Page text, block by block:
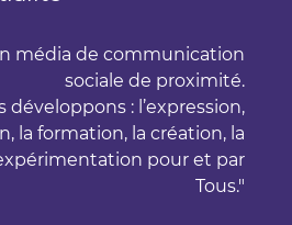
média de communication
sociale de proximité.
développons : l’expression,
la formation, la création, la
pour et par
Tous.